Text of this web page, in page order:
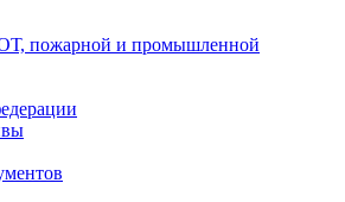
ОТ, пожарной и промышленной